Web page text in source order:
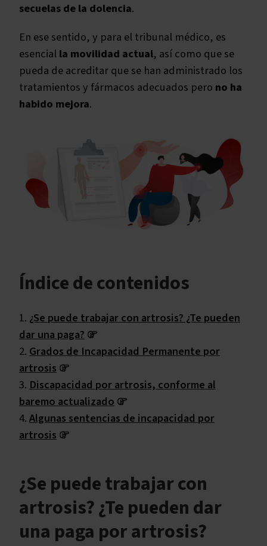
secuelas de la dolencia.
En ese sentido, y para el tribunal médico, es
esencialla movilidad actual, así como que se
pueda de acreditar que se han administrado los
tratamientos y fármacos adecuados pero no ha
habido mejora.
Índice de contenidos
¿Se puede trabajar con artrosis? ¿Te pueden
dar una paga?
Grados de Incapacidad Permanente por
artrosis
Discapacidad por artrosis, conforme al
baremo actualizado
Algunas sentencias de incapacidad por
artrosis
¿Se puede trabajar con
artrosis? ¿Te pueden dar
una paga por artrosis?